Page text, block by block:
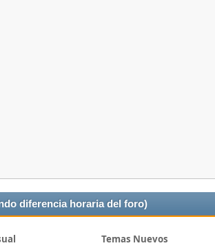
diferencia horaria del foro)
Temas Nuevos